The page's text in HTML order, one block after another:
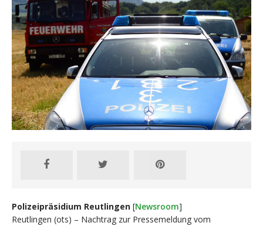
Polizeipräsidium Reutlingen [Newsroom]
Reutlingen (ots) – Nachtrag zur Pressemeldung vom